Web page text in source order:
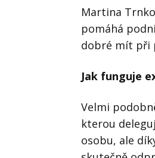
Martina
pomáhá
dobré mít při
Jak funguje
Velmi
kterou
osobu, ale